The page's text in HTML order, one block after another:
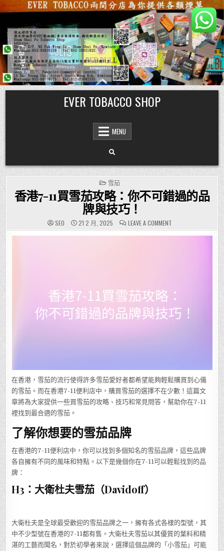
Skip
to
content
EVER TOBACCO SHOP
MENU
POSTED
IN
雪茄
香港7-11買雪茄攻略：你不可錯過的品
牌與技巧！
SEO 21 2 月, 2025 LEAVE A COMMENTON
香
港
可
錯
過
的
品
在香港，雪茄的流行使得許多雪茄愛好者都希望能夠輕鬆購買到心儀
的雪茄。而在香港7-11便利店中，購買雪茄的選擇不在少數！這篇文
章將為大家提供一些買雪茄的攻略、技巧和常見問答，幫助你在7-11
裡找到最合適的雪茄。
了解你想要的雪茄品牌
在香港的7-11便利店中，你可以找到多個知名的雪茄品牌，這些品牌
各自擁有不同的風味和特點。以下是幾個你在7-11可以輕鬆找到的品
牌：
H3：大衛杜夫雪茄（Davidoff）
大衛杜夫是全球最受歡迎的雪茄品牌之一，擁有各式各樣的型號，其
中不少型號在香港的7-11都有售。大衛杜夫雪茄以其優質的葉料和精
湛的工藝而聞名，對於初學者來說，選擇這個品牌的「小雪茄」可能